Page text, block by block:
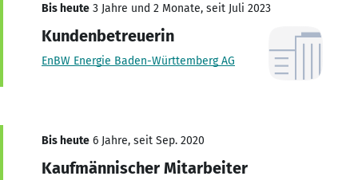
Bis heute 3 Jahre und 2 Monate, seit Juli 2023
Kundenbetreuerin
EnBW Energie Baden-Württemberg AG
Bis heute 6 Jahre, seit Sep. 2020
Kaufmännischer Mitarbeiter